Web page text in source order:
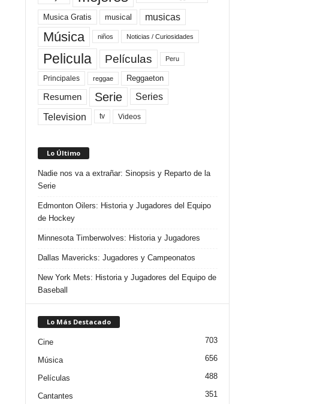
Musica Gratis musical musicas
Música niños Noticias / Curiosidades
Pelicula Películas Peru
Principales reggae Reggaeton
Resumen Serie Series
Television tv Videos
Lo Último
Nadie nos va a extrañar: Sinopsis y Reparto de la
Serie
Edmonton Oilers: Historia y Jugadores del Equipo
de Hockey
Minnesota Timberwolves: Historia y Jugadores
Dallas Mavericks: Jugadores y Campeonatos
New York Mets: Historia y Jugadores del Equipo de
Baseball
Lo Más Destacado
Cine 703
Música 656
Películas 488
Cantantes 351